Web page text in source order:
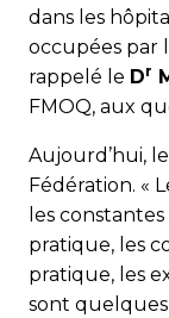
dans les
occupées par
rappelé le Dr
FMOQ, aux
Aujourd’hui,
Fédération. «
les
pratique, les
pratique, les
sont